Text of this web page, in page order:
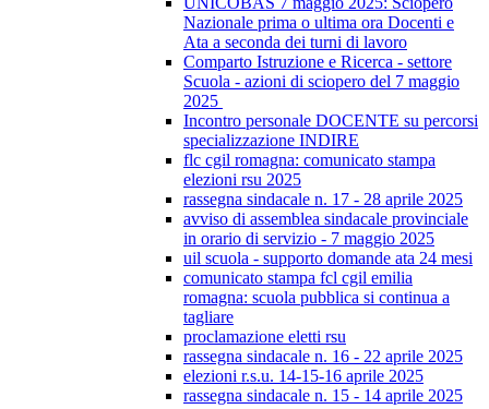
Nazionale prima o ultima ora Docenti e
Ata a seconda dei turni di lavoro
Comparto Istruzione e Ricerca - settore
Scuola - azioni di sciopero del 7 maggio
2025
Incontro personale DOCENTE su percorsi
specializzazione INDIRE
flc cgil romagna: comunicato stampa
elezioni rsu 2025
rassegna sindacale n. 17 - 28 aprile 2025
avviso di assemblea sindacale provinciale
in orario di servizio - 7 maggio 2025
uil scuola - supporto domande ata 24 mesi
comunicato stampa fcl cgil emilia
romagna: scuola pubblica si continua a
tagliare
proclamazione eletti rsu
rassegna sindacale n. 16 - 22 aprile 2025
elezioni r.s.u. 14-15-16 aprile 2025
rassegna sindacale n. 15 - 14 aprile 2025